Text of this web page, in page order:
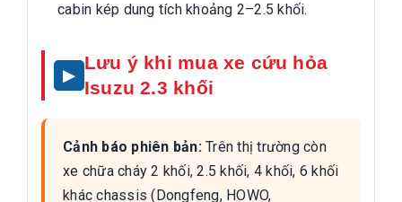
cabin kép dung tích khoảng 2–2.5 khối.
Lưu ý khi mua xe cứu hỏa
Isuzu 2.3 khối
Cảnh báo phiên bản:Trên thị trường còn
xe chữa cháy 2 khối, 2.5 khối, 4 khối, 6 khối
khác chassis (Dongfeng, HOWO,